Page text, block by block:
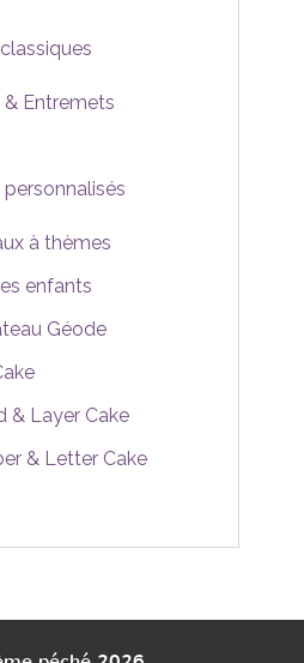
& Entremets
personnalisés
à thèmes
enfants
Géode
& Layer Cake
& Letter Cake